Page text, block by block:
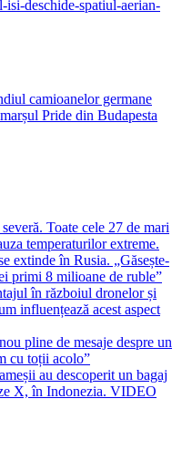
isi-deschide-spatiul-aerian-
camioanelor germane
Pride din Budapesta
Toate cele 27 de mari
temperaturilor extreme.
extinde în Rusia. „Găsește-
primi 8 milioane de ruble”
în războiul dronelor și
influențează acest aspect
pline de mesaje despre un
cu toții acolo”
au descoperit un bagaj
X, în Indonezia. VIDEO